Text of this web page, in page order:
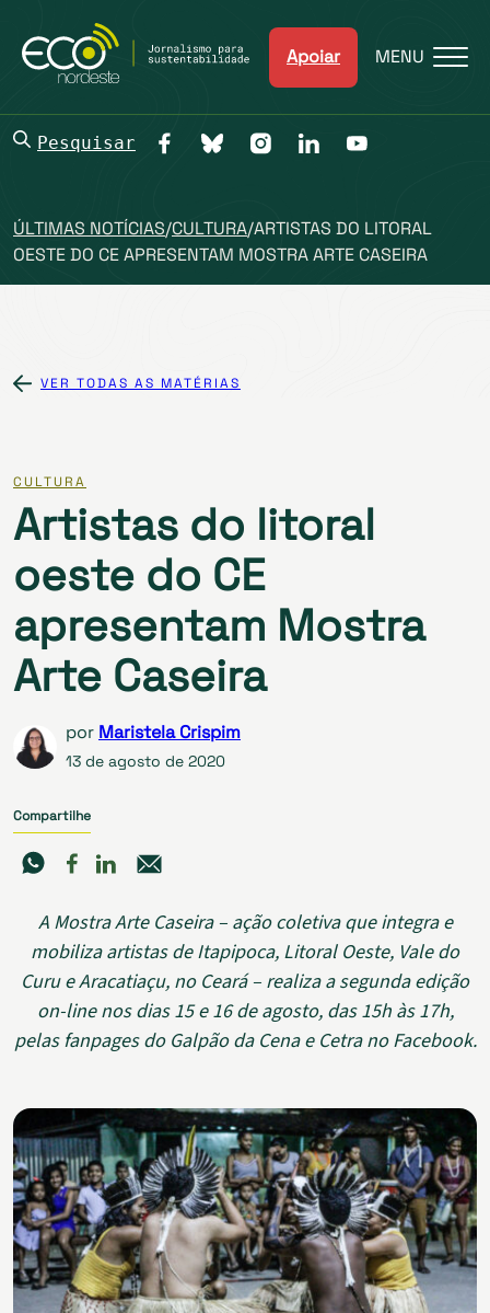
Apoiar MENU
Pesquisar
ÚLTIMAS NOTÍCIAS/CULTURA/ARTISTAS DO LITORAL
OESTE DO CE APRESENTAM MOSTRA ARTE CASEIRA
VER TODAS AS MATÉRIAS
CULTURA
Artistas do litoral
oeste do CE
apresentam Mostra
Arte Caseira
por Maristela Crispim
13 de agosto de 2020
Compartilhe
A Mostra Arte Caseira – ação coletiva que integra e
mobiliza artistas de Itapipoca, Litoral Oeste, Vale do
Curu e Aracatiaçu, no Ceará – realiza a segunda edição
on-line nos dias 15 e 16 de agosto, das 15h às 17h,
pelas fanpages do Galpão da Cena e Cetra no Facebook.